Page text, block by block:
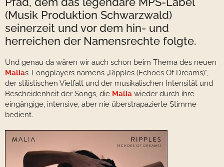
(Musik Produktion Schwarzwald)
seinerzeit und vor dem hin- und
herreichen der Namensrechte folgte.
Und genau da wären wir auch schon beim Thema des neuen
Malias-Longplayers namens „Ripples (Echoes Of Dreams)“,
der stilistischen Vielfalt und der musikalischen Intensität und
Bescheidenheit der Songs, die Malia wieder durch ihre
eingängige, intensive, aber nie überstrapazierte Stimme
bedient.